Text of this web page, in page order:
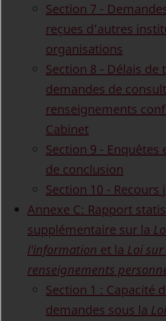
Section 7 -
reçues d’autres
organisations
Section 8 - Délais
demandes de
renseignements
Cabinet
Section 9 -
de conclusion
Section 10 - Recours
Annexe C: Rapport
supplémentaire sur la
l'information et la Loi
renseignements
Section 1 : Capacité
demandes sous la